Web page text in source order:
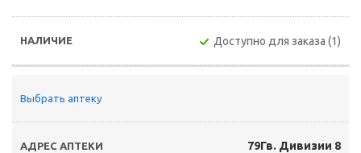
Доступно для заказа (1)
Выбрать аптеку
79Гв. Дивизии 8